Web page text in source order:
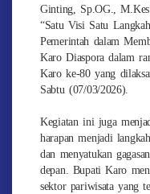
Ginting, Sp.OG.,
“Satu Visi Satu
Pemerintah dalam
Karo Diaspora dalam
Karo ke-80 yang
Sabtu (07/03/2026).
Kegiatan ini juga
harapan menjadi
dan menyatukan
depan. Bupati Karo
sektor pariwisata yang